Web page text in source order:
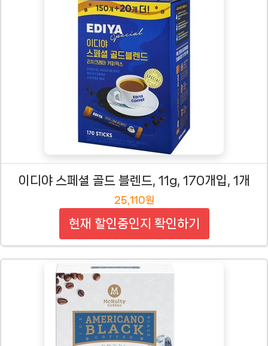
이디야 스페셜 골드 블렌드, 11g, 170개입, 1개
25,110원
현재 할인중인지 확인하기